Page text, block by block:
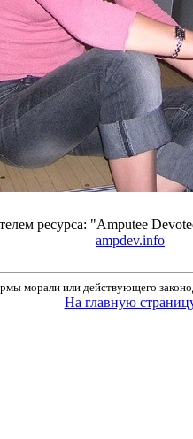
ресурса: "Amputee
ampdev.info
морали или действующего
На главную